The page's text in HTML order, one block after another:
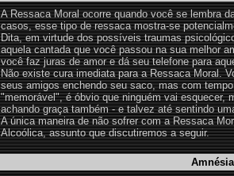
A Ressaca Moral ocorre quando você se lembra
casos, esse tipo de ressaca mostra-se
Dita, em virtude dos possíveis traumas
aquela cantada que você passou na sua melhor
você faz juras de amor e dá seu telefone para
Não existe cura imediata para a Ressaca Moral.
seus amigos enchendo seu saco, mas com
"memorável", é óbvio que ninguém vai esquecer,
achando graça também - e talvez até sentindo
A única maneira de não sofrer com a Ressaca
Alcoólica, assunto que discutiremos a seguir.